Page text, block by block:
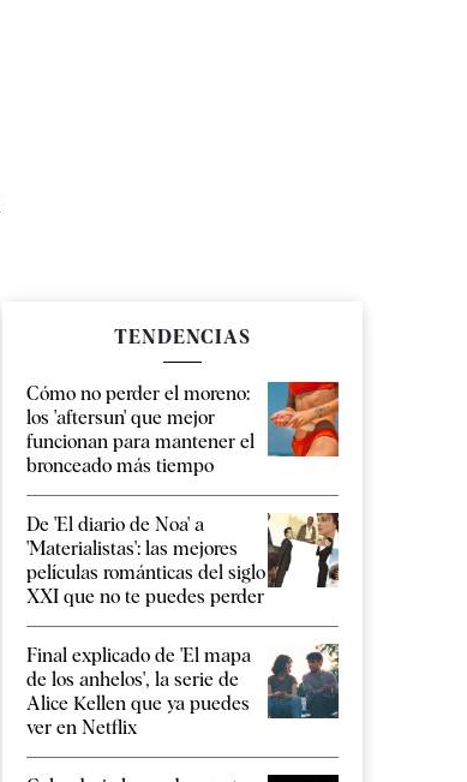
TENDENCIAS
Cómo no perder el moreno:
los 'aftersun' que mejor
funcionan para mantener el
bronceado más tiempo
De 'El diario de Noa' a
'Materialistas': las mejores
películas románticas del siglo
XXI que no te puedes perder
Final explicado de 'El mapa
de los anhelos', la serie de
Alice Kellen que ya puedes
ver en Netflix